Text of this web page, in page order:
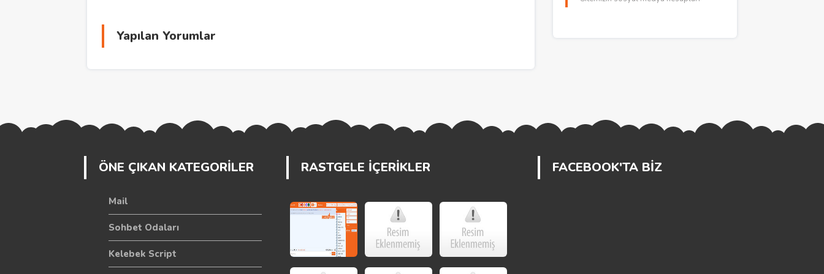
Yapılan Yorumlar
ÖNE ÇIKAN KATEGORİLER
Mail
Sohbet Odaları
Kelebek Script
RASTGELE İÇERİKLER FACEBOOK'TA BİZ